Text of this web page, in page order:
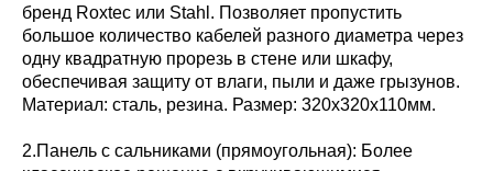
бренд Roxtec или Stahl. Позволяет пропустить
большое количество кабелей разного диаметра через
одну квадратную прорезь в стене или шкафу,
обеспечивая защиту от влаги, пыли и даже грызунов.
Материал: сталь, резина. Размер: 320х320х110мм.
2.Панель с сальниками (прямоугольная): Более